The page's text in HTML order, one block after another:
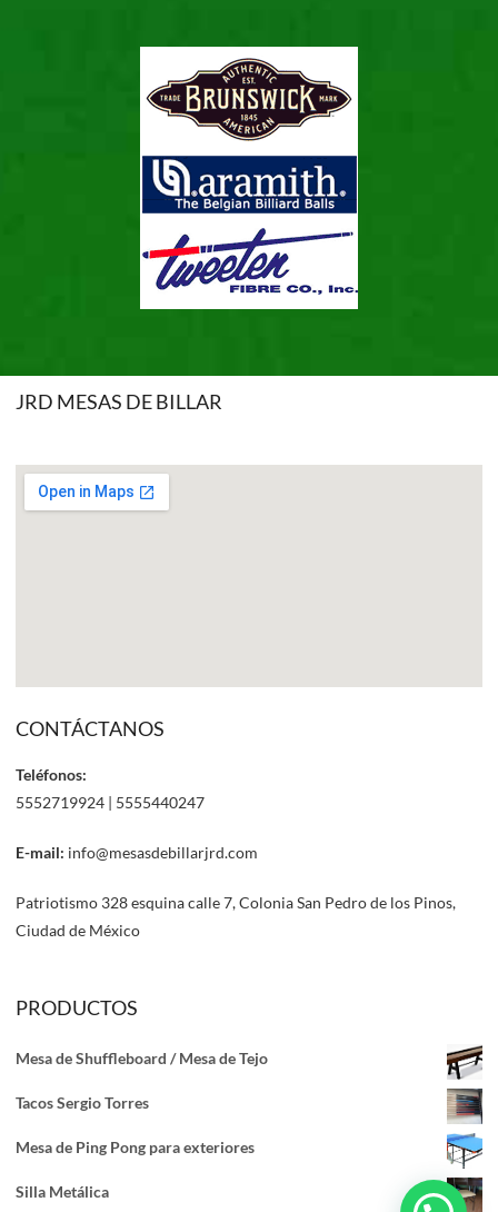
JRD MESAS DE BILLAR
CONTÁCTANOS
Teléfonos:
5552719924 | 5555440247
E-mail: info@mesasdebillarjrd.com
Patriotismo 328 esquina calle 7, Colonia San Pedro de los Pinos,
Ciudad de México
PRODUCTOS
Mesa de Shuffleboard / Mesa de Tejo
Tacos Sergio Torres
Mesa de Ping Pong para exteriores
Silla Metálica